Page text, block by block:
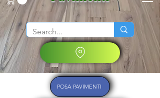
POSA PAVIMENTI